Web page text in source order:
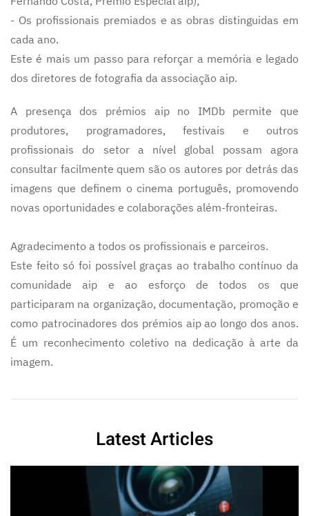
- Os profissionais premiados e as obras distinguidas em
cada ano.
Este é mais um passo para reforçar a memória e legado
dos diretores de fotografia da associação aip.
A presença dos prémios aip no IMDb permite que
produtores, programadores, festivais e outros
profissionais do setor a nível global possam agora
consultar facilmente quem são os autores por detrás das
imagens que definem o cinema português, promovendo
novas oportunidades e colaborações além-fronteiras.
Agradecimento a todos os profissionais e parceiros.
Este feito só foi possível graças ao trabalho contínuo da
comunidade aip e ao esforço de todos os que
participaram na organização, documentação, promoção e
como patrocinadores dos prémios aip ao longo dos anos.
É um reconhecimento coletivo na dedicação à arte da
imagem.
Latest Articles